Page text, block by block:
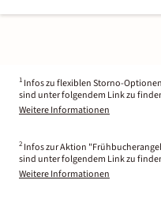
1 Infos zu flexiblen Storno-
sind unter folgendem Link zu
Weitere Informationen
2 Infos zur Aktion
sind unter folgendem Link zu
Weitere Informationen